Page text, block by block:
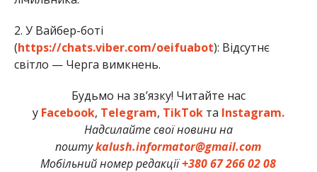
2. У Вайбер-боті
(https://chats.viber.com/oeifuabot): Відсутнє
світло — Черга вимкнень.
Будьмо на зв’язку! Читайте нас
у Facebook, Telegram, TikTokта Instagram.
Надсилайте свої новини на
поштуkalush.informator@gmail.com
Мобільний номер редакції+380 67 266 02 08